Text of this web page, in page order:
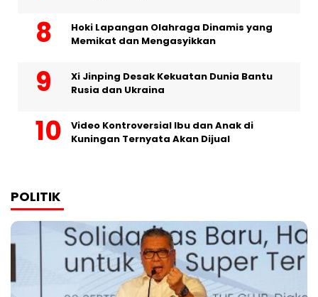
Hoki Lapangan Olahraga Dinamis yang
Memikat dan Mengasyikkan
Xi Jinping Desak Kekuatan Dunia Bantu
Rusia dan Ukraina
Video Kontroversial Ibu dan Anak di
Kuningan Ternyata Akan Dijual
POLITIK